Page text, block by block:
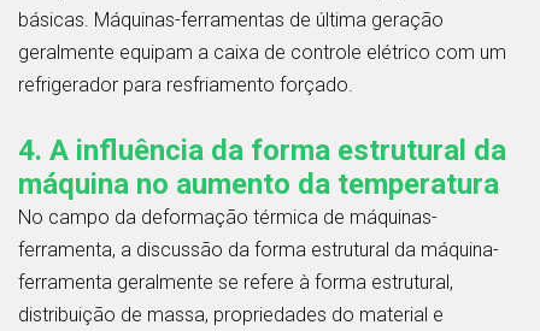
básicas. Máquinas-ferramentas de última geração
geralmente equipam a caixa de controle elétrico com um
refrigerador para resfriamento forçado.
4. A influência da forma estrutural da
máquina no aumento da temperatura
No campo da deformação térmica de máquinas-
ferramenta, a discussão da forma estrutural da máquina-
ferramenta geralmente se refere à forma estrutural,
distribuição de massa, propriedades do material e